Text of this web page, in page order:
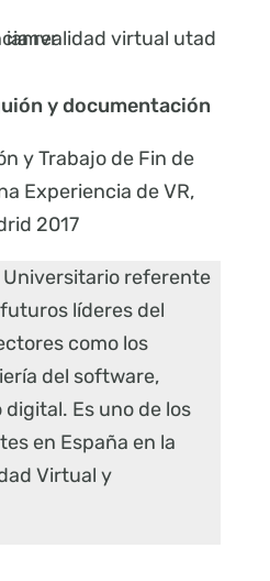
y documentación
y Trabajo de Fin de
Experiencia de VR,
2017
Universitario referente
líderes del
como los
del software,
Es uno de los
en España en la
Virtual y